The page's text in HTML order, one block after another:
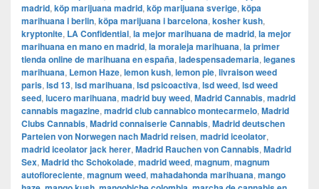
madrid, köp marijuana madrid, köp marijuana sverige, köpa
marihuana i berlin, köpa marijuana i barcelona, kosher kush,
kryptonite, LA Confidential, la mejor marihuana de madrid, la mejor
marihuana en mano en madrid, la moraleja marihuana, la primer
tienda online de marihuana en españa, ladespensademaria, leganes
marihuana, Lemon Haze, lemon kush, lemon pie, livraison weed
paris, lsd 13, lsd marihuana, lsd psicoactiva, lsd weed, lsd weed
seed, lucero marihuana, madrid buy weed, Madrid Cannabis, madrid
cannabis magazine, madrid club cannabico montecarmelo, Madrid
Clubs Cannabis, Madrid connaiserie Cannabis, Madrid deutschen
Parteien von Norwegen nach Madrid reisen, madrid iceolator,
madrid iceolator jack herer, Madrid Rauchen von Cannabis, Madrid
Sex, Madrid thc Schokolade, madrid weed, magnum, magnum
autofloreciente, magnum weed, mahadahonda marihuana, mango